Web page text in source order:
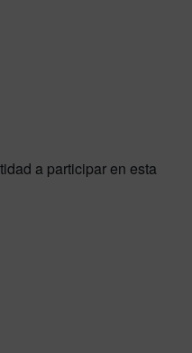
a participar en esta